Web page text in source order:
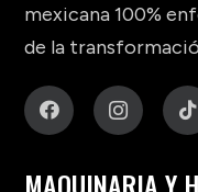
mexicana 100%
de la
MAQUINARIA Y